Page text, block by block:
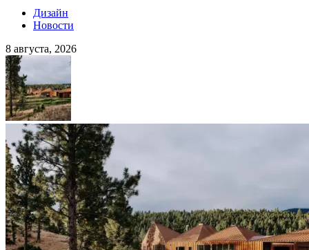
Дизайн
Новости
8 августа, 2026